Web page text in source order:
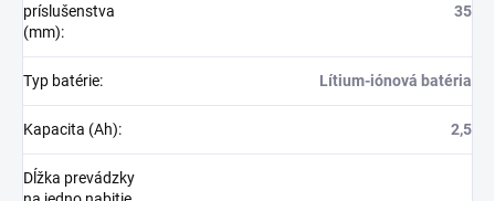
príslušenstva
(mm):
35
Typ batérie: Lítium-iónová batéria
Kapacita (Ah): 2,5
Dĺžka prevádzky